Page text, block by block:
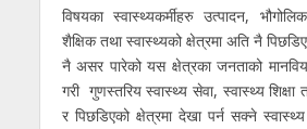
विषयका स्वास्थ्यकर्मीहरु उत्पादन,
शैक्षिक तथा स्वास्थ्यको क्षेत्रमा अति नै
नै असर पारेको यस क्षेत्रका जनताको
गरी गुणस्तरिय स्वास्थ्य सेवा, स्वास्थ्य शिक्षा
र पिछडिएको क्षेत्रमा देखा पर्न सक्ने